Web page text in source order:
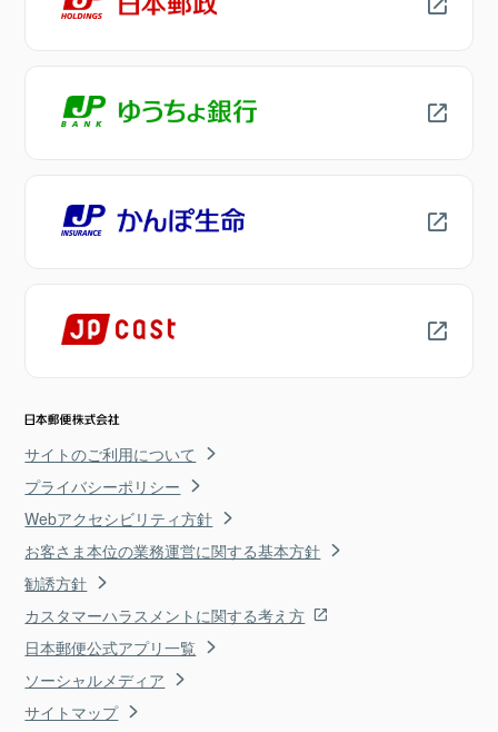
サイトのご利用について
プライバシーポリシー
Webアクセシビリティ方針
お客さま本位の業務運営に関する基本方針
勧誘方針
カスタマーハラスメントに関する考え方
日本郵便公式アプリ一覧
ソーシャルメディア
サイトマップ